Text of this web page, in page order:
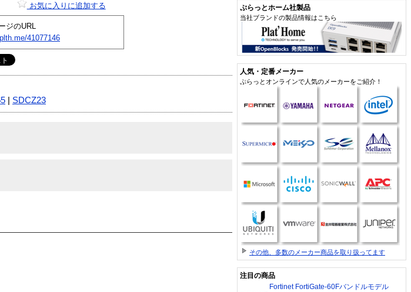
お気に入りに追加する
ジのURL
41077146
SDCZ23
ぷらっとホーム社製品
当社ブランドの製品情報はこちら
人気・定番メーカー
ぷらっとオンラインで人気のメーカーをご紹介！
その他、多数のメーカー商品を取り扱ってます
注目の商品
Fortinet FortiGate-60Fバンドルモデル